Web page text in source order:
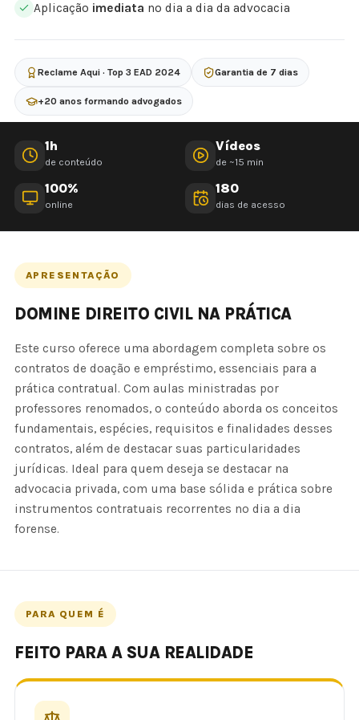
Aplicação imediata no dia a dia da advocacia
Reclame Aqui · Top 3 EAD 2024 Garantia de 7 dias
+20 anos formando advogados
1h
de conteúdo
Vídeos
de ~15 min
100%
online
180
dias de acesso
APRESENTAÇÃO
DOMINE DIREITO CIVIL NA PRÁTICA
Este curso oferece uma abordagem completa sobre os
contratos de doação e empréstimo, essenciais para a
prática contratual. Com aulas ministradas por
professores renomados, o conteúdo aborda os conceitos
fundamentais, espécies, requisitos e finalidades desses
contratos, além de destacar suas particularidades
jurídicas. Ideal para quem deseja se destacar na
advocacia privada, com uma base sólida e prática sobre
instrumentos contratuais recorrentes no dia a dia
forense.
PARA QUEM É
FEITO PARA A SUA REALIDADE